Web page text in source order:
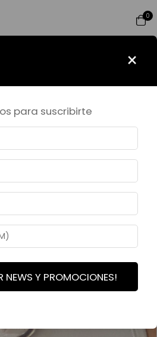
0
> JEWELRY EDITION
EDITION
×
para suscribirte
NEWS Y PROMOCIONES!